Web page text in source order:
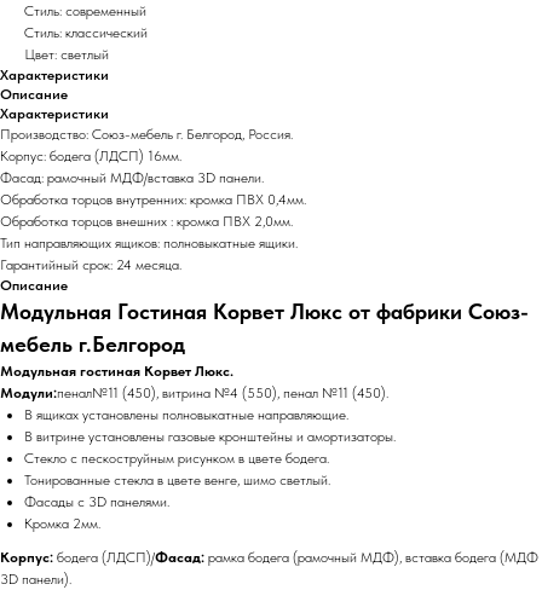
Стиль: современный
Стиль: классический
Цвет: светлый
Характеристики
Описание
Характеристики
Производство: Союз-мебель г. Белгород, Россия.
Корпус: бодега (ЛДСП) 16мм.
Фасад: рамочный МДФ/вставка 3D панели.
Обработка торцов внутренних: кромка ПВХ 0,4мм.
Обработка торцов внешних : кромка ПВХ 2,0мм.
Тип направляющих ящиков: полновыкатные ящики.
Гарантийный срок: 24 месяца.
Описание
Модульная Гостиная Корвет Люкс от фабрики Союз-
мебель г.Белгород
Модульная гостиная Корвет Люкс.
Модули:пенал№11 (450), витрина №4 (550), пенал №11 (450).
В ящиках установлены полновыкатные направляющие.
В витрине установлены газовые кронштейны и амортизаторы.
Стекло с пескоструйным рисунком в цвете бодега.
Тонированные стекла в цвете венге, шимо светлый.
Фасады с 3D панелями.
Кромка 2мм.
Корпус: бодега (ЛДСП)/Фасад: рамка бодега (рамочный МДФ), вставка бодега (МДФ
3D панели).